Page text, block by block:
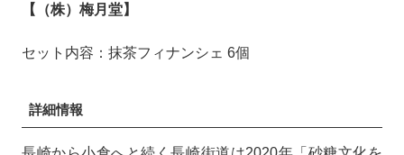
【（株）梅月堂】
セット内容：抹茶フィナンシェ 6個
詳細情報